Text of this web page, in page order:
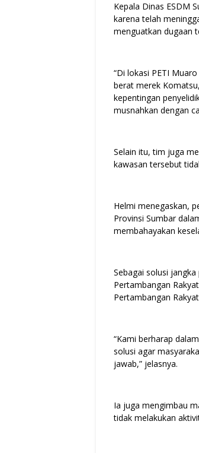
Kepala Dinas ESDM
karena telah
menguatkan dugaan
“Di lokasi PETI
berat merek
kepentingan
musnahkan dengan
Selain itu, tim juga
kawasan tersebut
Helmi menegaskan,
Provinsi Sumbar
membahayakan
Sebagai solusi
Pertambangan
Pertambangan
“Kami berharap
solusi agar
jawab,” jelasnya.
Ia juga mengimbau
tidak melakukan